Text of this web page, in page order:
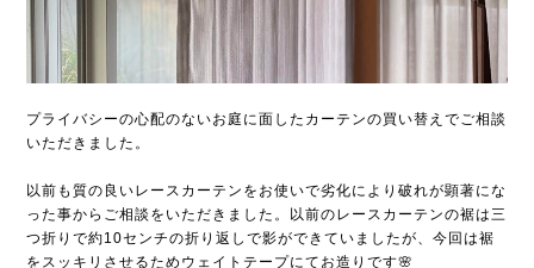
プライバシーの心配のないお庭に面したカーテンの買い替えでご相談
いただきました。
以前も質の良いレースカーテンをお使いで劣化により破れが顕著にな
った事からご相談をいただきました。以前のレースカーテンの裾は三
つ折りで約10センチの折り返しで影ができていましたが、今回は裾
をスッキリさせるためウェイトテープにてお造りです🌸